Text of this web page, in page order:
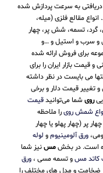
به سرعت پردازش شده
مقالع فلزی (میله،
گرد، تسمه، شش پر، چهار
و سرب و استیل و …و
برای فروش ارائه شده
بازار ایران را برای
می بایست در نظر داشته
و تغییر قیمت دلار و برخی
روی شما می‌توانیدقیمت
شمش رویرا ملاحظه
چهار پر (چهار پهلو یا چهار
ورق آلومینیومو لوله
است. در بخشمسنیز شما
کاتد مسو تسمه مسی ، ورق
ضخامت و مدل های مختلف را